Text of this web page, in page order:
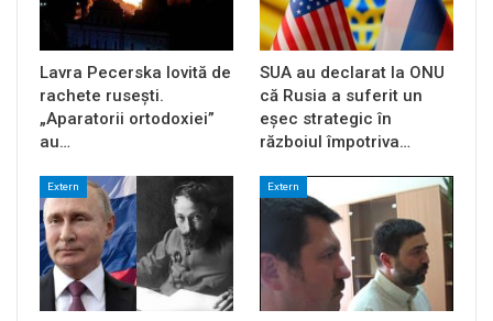
Lavra Pecerska lovită de
rachete rusești.
„Aparatorii ortodoxiei”
au…
SUA au declarat la ONU
că Rusia a suferit un
eșec strategic în
războiul împotriva…
Extern Extern